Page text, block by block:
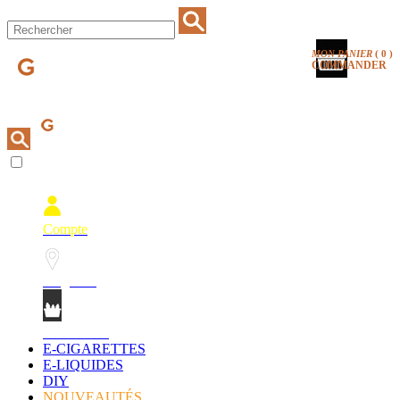
MON PANIER ( 0 )
COMMANDER
Compte
E-CIGARETTES
E-LIQUIDES
DIY
NOUVEAUTÉS